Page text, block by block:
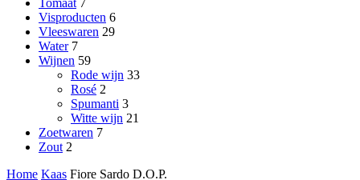
Visproducten 6
Vleeswaren 29
Water 7
Wijnen 59
Rode wijn 33
Rosé 2
Spumanti 3
Witte wijn 21
Zoetwaren 7
Zout 2
Home Kaas Fiore Sardo D.O.P.